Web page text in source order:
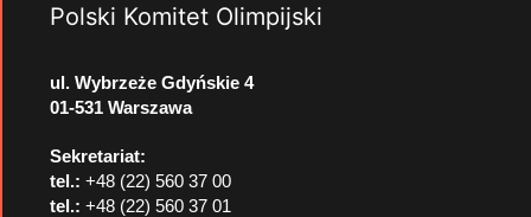
Polski Komitet Olimpijski
ul. Wybrzeże Gdyńskie 4
01-531 Warszawa
Sekretariat:
tel.: +48 (22) 560 37 00
tel.: +48 (22) 560 37 01